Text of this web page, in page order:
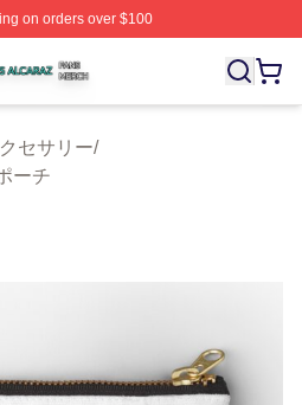
on orders over $100
⚡️ Officially Licensed Carlos
セサリー/
ーチ